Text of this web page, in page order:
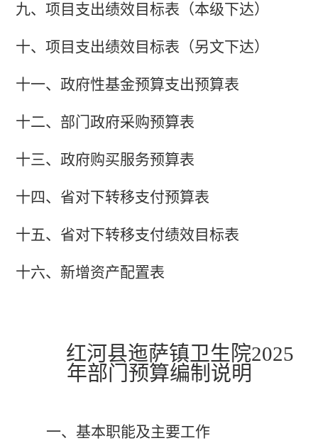
九、项目支出绩效目标表（本级下达）
十、项目支出绩效目标表（另文下达）
十一、政府性基金预算支出预算表
十二、部门政府采购预算表
十三、政府购买服务预算表
十四、 省对下转移支付预算表
十五、省对下转移支付绩效目标表
十六、新增资产配置表
红河县迤萨镇卫生院2025
年部门预算编制说明
一、基本职能及主要工作